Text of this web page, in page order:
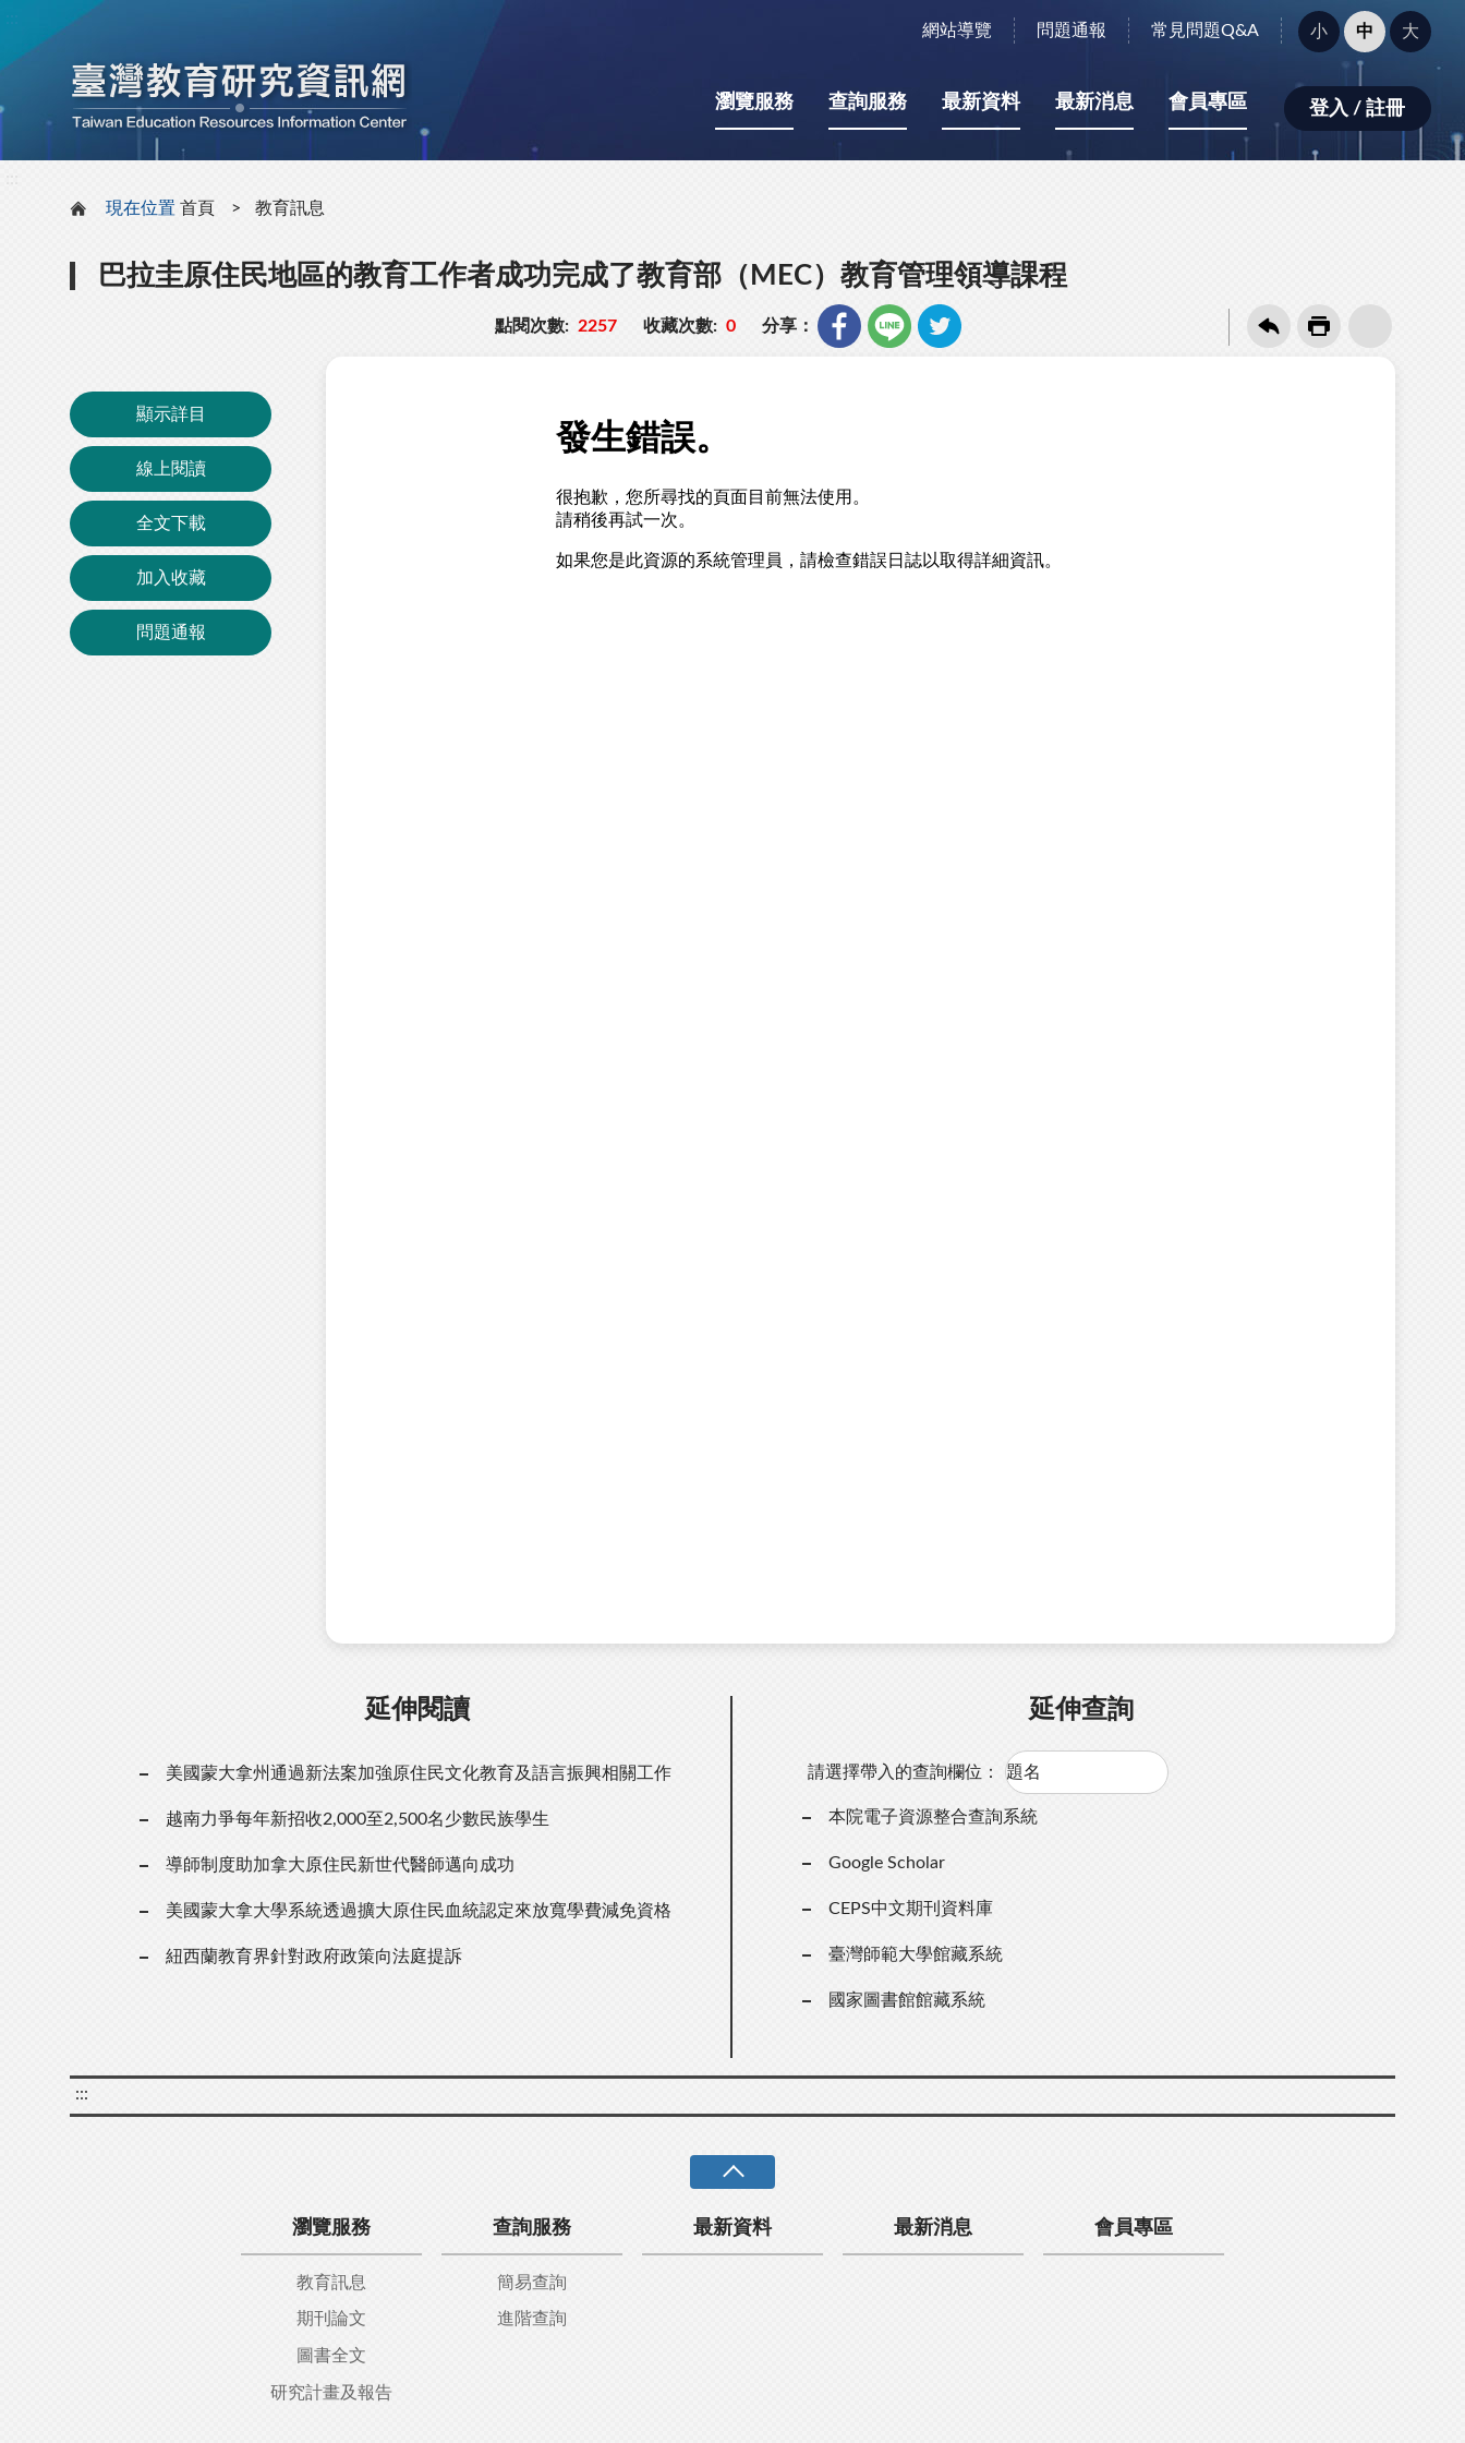
網站導覽 問題通報 常見問題Q&A
字
型
小：
小 中 大
瀏覽服務 查詢服務 最新資料 最新消息 會員專區 登入 / 註冊
現在位置 首頁 教育訊息
巴拉圭原住民地區的教育工作者成功完成了教育部（MEC）教育管理領導課程
點閱次數: 2257 收藏次數: 0 分享：
顯示詳目
線上閱讀
全文下載
加入收藏
問題通報
延伸閱讀
美國蒙大拿州通過新法案加強原住民文化教育及語言振興相關工作
越南力爭每年新招收2,000至2,500名少數民族學生
導師制度助加拿大原住民新世代醫師邁向成功
美國蒙大拿大學系統透過擴大原住民血統認定來放寬學費減免資格
紐西蘭教育界針對政府政策向法庭提訴
延伸查詢
請選擇帶入的查詢欄位：
本院電子資源整合查詢系統
Google Scholar
CEPS中文期刊資料庫
臺灣師範大學館藏系統
國家圖書館館藏系統
:::
瀏覽服務
教育訊息
期刊論文
圖書全文
研究計畫及報告
查詢服務
簡易查詢
進階查詢
最新資料 最新消息 會員專區